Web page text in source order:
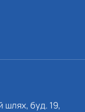
шлях, буд. 19,